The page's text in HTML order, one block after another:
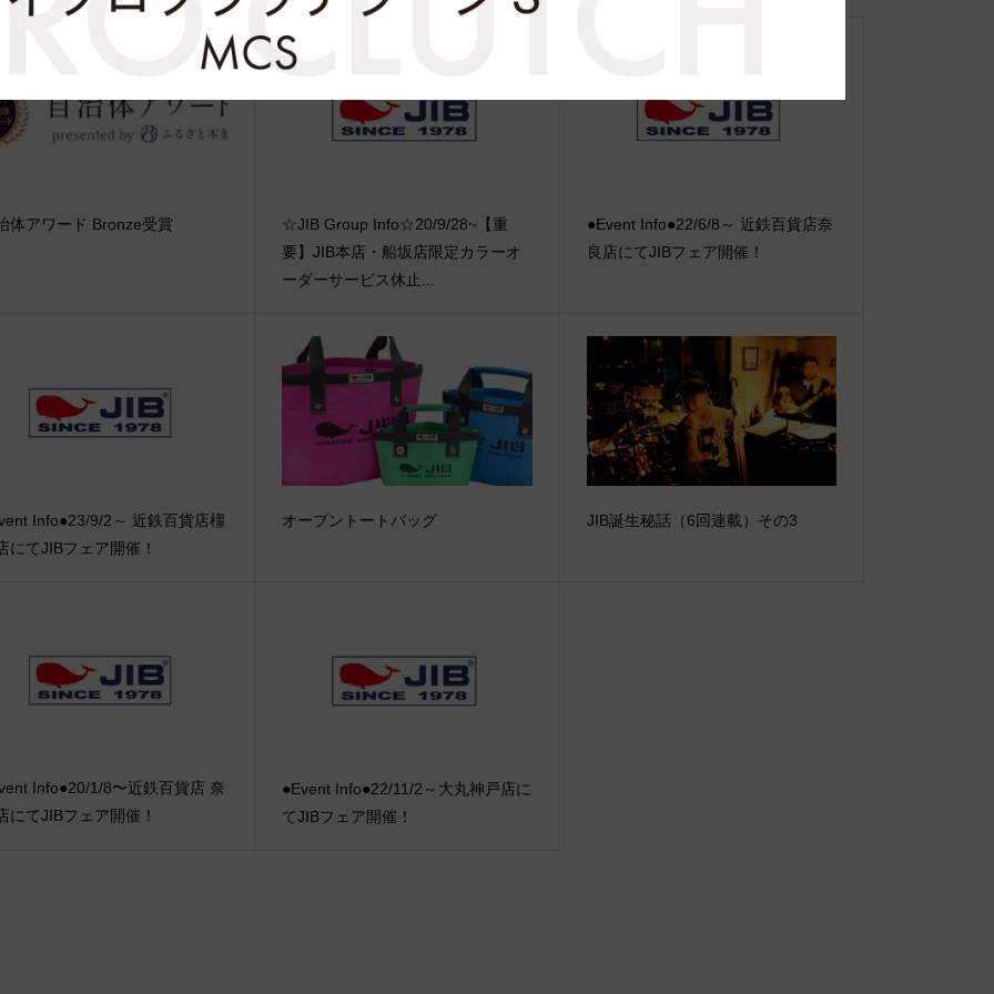
体アワード Bronze受賞
☆JIB Group Info☆20/9/28~【重
要】JIB本店・船坂店限定カラーオ
ーダーサービス休止...
●Event Info●22/6/8～ 近鉄百貨店奈
良店にてJIBフェア開催！
Info●23/9/2～ 近鉄百貨店橿
にてJIBフェア開催！
オープントートバッグ JIB誕生秘話（6回連載）その3
Info●20/1/8〜近鉄百貨店 奈
にてJIBフェア開催！
●Event Info●22/11/2～大丸神戸店に
てJIBフェア開催！